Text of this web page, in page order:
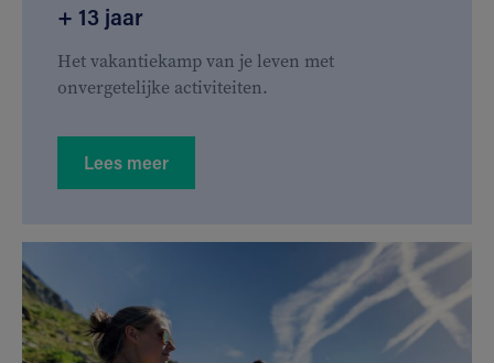
+ 13 jaar
Het vakantiekamp van je leven met
onvergetelijke activiteiten.
Lees meer